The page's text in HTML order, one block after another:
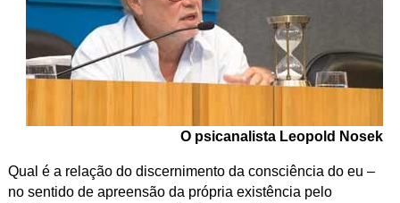
O psicanalista Leopold Nosek
Qual é a relação do discernimento da consciência do eu –
no sentido de apreensão da própria existência pelo